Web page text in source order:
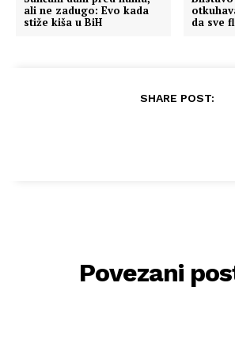
ali ne zadugo: Evo kada
stiže kiša u BiH
da sve
SHARE POST:
Povezani